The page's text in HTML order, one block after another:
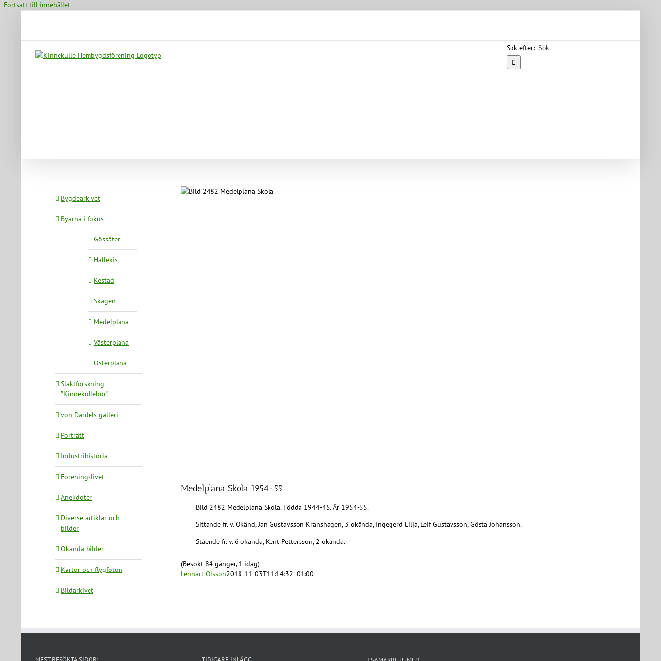
Fortsätt till innehållet
Sök efter:
Medelplana Skola 1954-55.
Bild 2482 Medelplana Skola. Födda 1944-45. År 1954-55.
Sittande fr. v. Okänd, Jan Gustavsson Kranshagen, 3 okända, Ingegerd Lilja, Leif Gustavsson, Gösta Johansson.
Stående fr. v. 6 okända, Kent Pettersson, 2 okända.
(Besökt 84 gånger, 1 idag)
Lennart Olsson2018-11-03T11:14:32+01:00
Bygdearkivet
Byarna i fokus
Gössäter
Hällekis
Kestad
Skagen
Medelplana
Västerplana
Österplana
Släktforskning
”Kinnekullebor”
von Dardels galleri
Porträtt
Industrihistoria
Föreningslivet
Anekdoter
Diverse artiklar och
bilder
Okända bilder
Kartor och flygfoton
Bildarkivet
MEST BESÖKTA SIDOR: TIDIGARE INLÄGG